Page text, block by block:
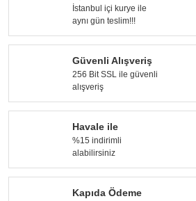
İstanbul içi kurye ile
aynı gün teslim!!!
Güvenli Alışveriş
256 Bit SSL ile güvenli
alışveriş
Havale ile
%15 indirimli
alabilirsiniz
Kapıda Ödeme